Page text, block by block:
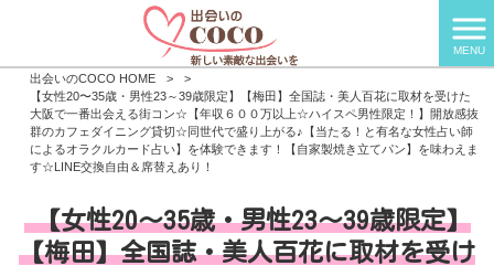
MENU
出会いのCOCO HOME >
>
【女性20〜35歳・男性23～39歳限定】【梅田】全国誌・美人百花に取材を受けた
大阪で一番出会える街コン☆【年収６００万以上☆ハイスペ男性限定！】開放感抜
群のカフェダイニング貸切☆同世代で盛り上がる♪【当たる！と有名な女性占い師
によるオラクルカード占い】を体験できます！【自家製焼き立てパン】を味わえま
す☆LINE交換自由＆席替えあり！
【女性20〜35歳・男性23～39歳限定】
【梅田】全国誌・美人百花に取材を受け